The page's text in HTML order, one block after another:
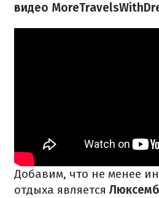
видео
Добавим, что не менее
отдыха является